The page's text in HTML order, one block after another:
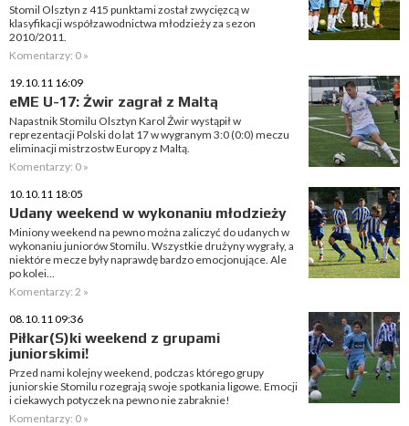
Stomil Olsztyn z 415 punktami został zwycięzcą w
klasyfikacji współzawodnictwa młodzieży za sezon
2010/2011.
Komentarzy: 0 »
19.10.11 16:09
eME U-17: Żwir zagrał z Maltą
Napastnik Stomilu Olsztyn Karol Żwir wystąpił w
reprezentacji Polski do lat 17 w wygranym 3:0 (0:0) meczu
eliminacji mistrzostw Europy z Maltą.
Komentarzy: 0 »
10.10.11 18:05
Udany weekend w wykonaniu młodzieży
Miniony weekend na pewno można zaliczyć do udanych w
wykonaniu juniorów Stomilu. Wszystkie drużyny wygrały, a
niektóre mecze były naprawdę bardzo emocjonujące. Ale
po kolei...
Komentarzy: 2 »
08.10.11 09:36
Piłkar(S)ki weekend z grupami
juniorskimi!
Przed nami kolejny weekend, podczas którego grupy
juniorskie Stomilu rozegrają swoje spotkania ligowe. Emocji
i ciekawych potyczek na pewno nie zabraknie!
Komentarzy: 0 »